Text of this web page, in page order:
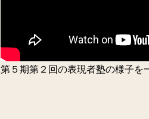
第５期第２回の表現者塾の様子を